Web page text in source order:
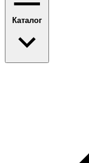
Каталог